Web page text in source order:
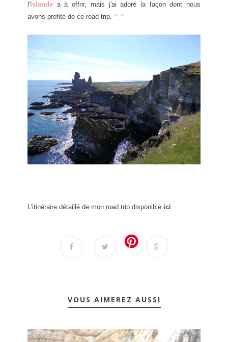
l' Islande a à offrir, mais j'ai adoré la façon dont nous
avons profité de ce road trip. ^_^
L'itinéraire détaillé de mon road trip disponible ici
VOUS AIMEREZ AUSSI